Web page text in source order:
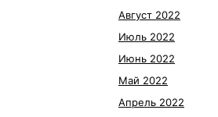
Август 2022
Июль 2022
Июнь 2022
Май 2022
Апрель 2022